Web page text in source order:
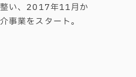
い、2017年11月か
事業をスタート。